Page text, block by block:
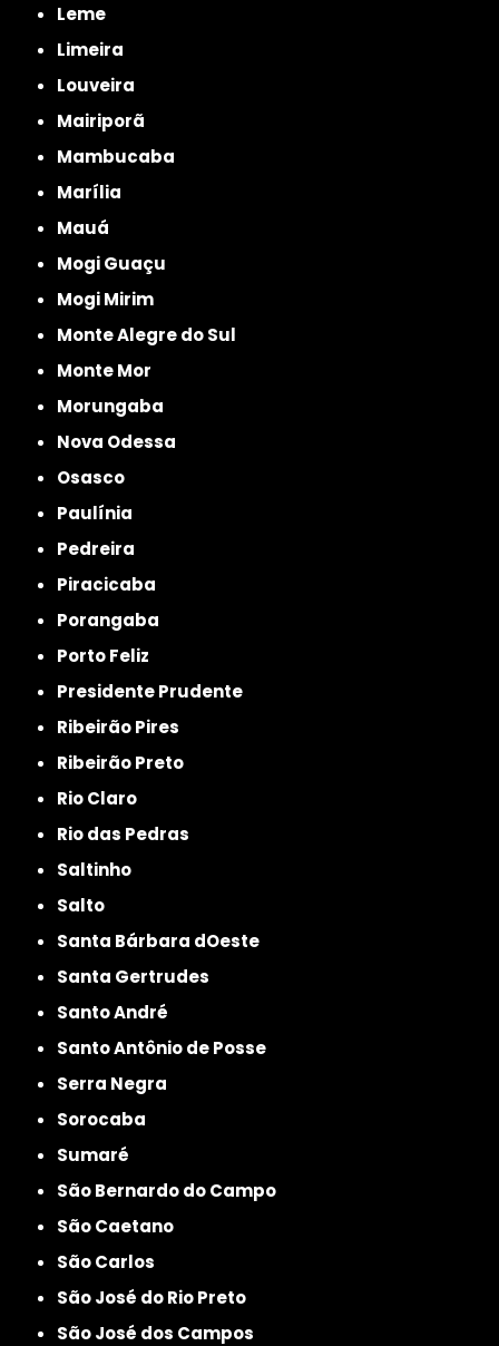
Leme
Limeira
Louveira
Mairiporã
Mambucaba
Marília
Mauá
Mogi Guaçu
Mogi Mirim
Monte Alegre do Sul
Monte Mor
Morungaba
Nova Odessa
Osasco
Paulínia
Pedreira
Piracicaba
Porangaba
Porto Feliz
Presidente Prudente
Ribeirão Pires
Ribeirão Preto
Rio Claro
Rio das Pedras
Saltinho
Salto
Santa Bárbara dOeste
Santa Gertrudes
Santo André
Santo Antônio de Posse
Serra Negra
Sorocaba
Sumaré
São Bernardo do Campo
São Caetano
São Carlos
São José do Rio Preto
São José dos Campos